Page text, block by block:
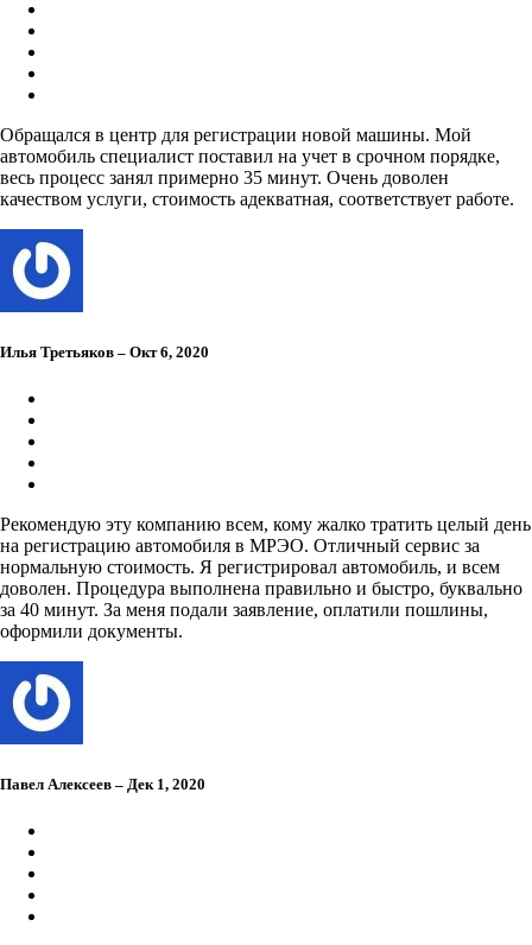
Обращался в центр для регистрации новой машины. Мой
автомобиль специалист поставил на учет в срочном порядке,
весь процесс занял примерно 35 минут. Очень доволен
качеством услуги, стоимость адекватная, соответствует работе.
Илья Третьяков – Окт 6, 2020
Рекомендую эту компанию всем, кому жалко тратить целый день
на регистрацию автомобиля в МРЭО. Отличный сервис за
нормальную стоимость. Я регистрировал автомобиль, и всем
доволен. Процедура выполнена правильно и быстро, буквально
за 40 минут. За меня подали заявление, оплатили пошлины,
оформили документы.
Павел Алексеев – Дек 1, 2020